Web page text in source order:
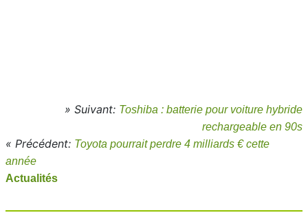
» Suivant: Toshiba : batterie pour voiture hybride
rechargeable en 90s
« Précédent: Toyota pourrait perdre 4 milliards € cette
année
Actualités